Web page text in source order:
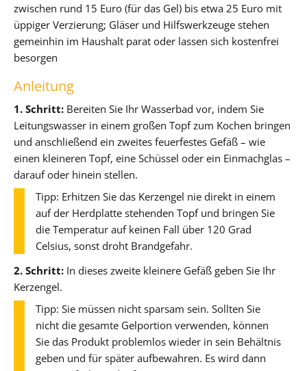
zwischen rund 15 Euro (für das Gel) bis etwa 25 Euro mit
üppiger Verzierung; Gläser und Hilfswerkzeuge stehen
gemeinhin im Haushalt parat oder lassen sich kostenfrei
besorgen
Anleitung
1. Schritt: Bereiten Sie Ihr Wasserbad vor, indem Sie
Leitungswasser in einem großen Topf zum Kochen bringen
und anschließend ein zweites feuerfestes Gefäß – wie
einen kleineren Topf, eine Schüssel oder ein Einmachglas –
darauf oder hinein stellen.
Tipp: Erhitzen Sie das Kerzengel nie direkt in einem
auf der Herdplatte stehenden Topf und bringen Sie
die Temperatur auf keinen Fall über 120 Grad
Celsius, sonst droht Brandgefahr.
2. Schritt: In dieses zweite kleinere Gefäß geben Sie Ihr
Kerzengel.
Tipp: Sie müssen nicht sparsam sein. Sollten Sie
nicht die gesamte Gelportion verwenden, können
Sie das Produkt problemlos wieder in sein Behältnis
geben und für später aufbewahren. Es wird dann